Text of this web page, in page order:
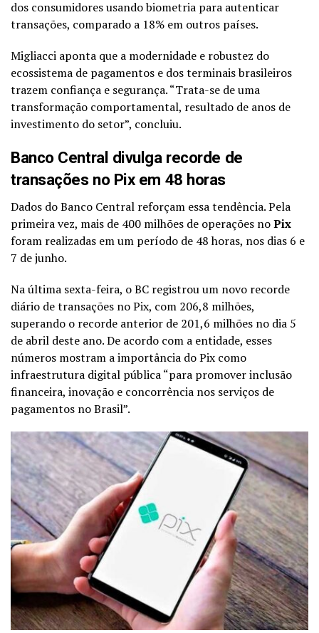
dos consumidores usando biometria para autenticar
transações, comparado a 18% em outros países.
Migliacci aponta que a modernidade e robustez do
ecossistema de pagamentos e dos terminais brasileiros
trazem confiança e segurança. “Trata-se de uma
transformação comportamental, resultado de anos de
investimento do setor”, concluiu.
Banco Central divulga recorde de
transações no Pix em 48 horas
Dados do Banco Central reforçam essa tendência. Pela
primeira vez, mais de 400 milhões de operações noPix
foram realizadas em um período de 48 horas, nos dias 6 e
7 de junho.
Na última sexta-feira, o BC registrou um novo recorde
diário de transações no Pix, com 206,8 milhões,
superando o recorde anterior de 201,6 milhões no dia 5
de abril deste ano. De acordo com a entidade, esses
números mostram a importância do Pix como
infraestrutura digital pública “para promover inclusão
financeira, inovação e concorrência nos serviços de
pagamentos no Brasil”.